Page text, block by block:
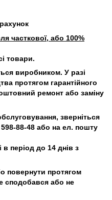
часткової, або 100%
товари.
виробником. У разі
протягом гарантійного
ремонт або заміну
зверніться
88-48 або на ел. пошту
період до 14 днів з
повернути протягом
сподобався або не